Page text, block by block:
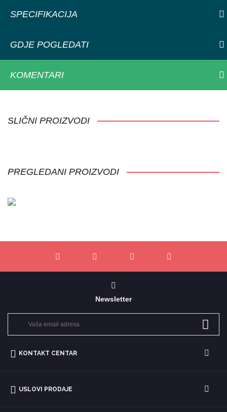
SPECIFIKACIJA
GDJE POGLEDATI
KOMENTARI
SLIČNI PROIZVODI
PREGLEDANI PROIZVODI
Newsletter
KONTAKT CENTAR
USLOVI PRODAJE